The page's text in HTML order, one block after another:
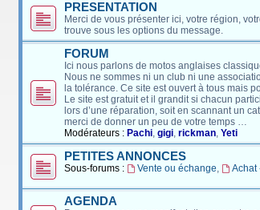
PRESENTATION
Merci de vous présenter ici, votre région,
trouve sous les options du message.
FORUM
Ici nous parlons de motos anglaises
Nous ne sommes ni un club ni une
la tolérance. Ce site est ouvert à tous mais
Le site est gratuit et il grandit si chacun
lors d’une réparation, soit en scannant un
merci de donner un peu de votre temps …
Modérateurs : Pachi, gigi, rickman, Yeti
PETITES ANNONCES
Sous-forums : Vente ou échange, Achat
AGENDA